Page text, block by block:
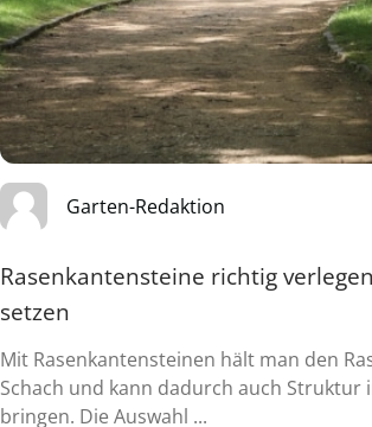
Garten-Redaktion
Rasenkantensteine richtig
setzen
Mit Rasenkantensteinen hält man den
Schach und kann dadurch auch Struktur
bringen. Die Auswahl ...